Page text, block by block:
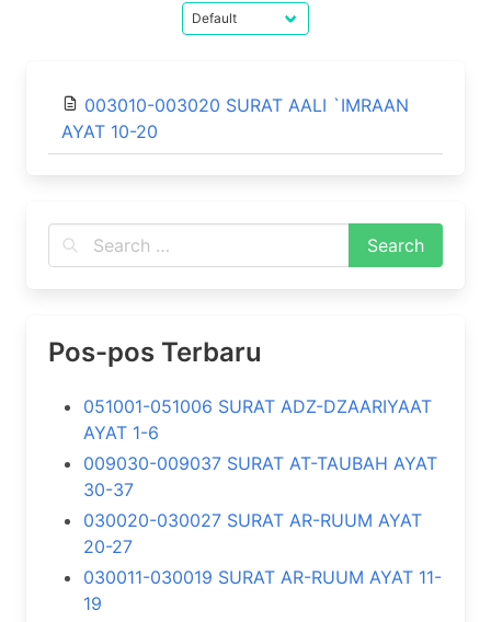
003010-003020 SURAT AALI `IMRAAN
AYAT 10-20
Pos-pos Terbaru
051001-051006 SURAT ADZ-DZAARIYAAT
AYAT 1-6
009030-009037 SURAT AT-TAUBAH AYAT
30-37
030020-030027 SURAT AR-RUUM AYAT
20-27
030011-030019 SURAT AR-RUUM AYAT 11-
19